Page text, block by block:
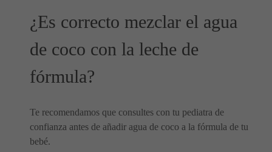
¿Es correcto mezclar el agua
de coco con la leche de
fórmula?
Te recomendamos que consultes con tu pediatra de
confianza antes de añadir agua de coco a la fórmula de tu
bebé.